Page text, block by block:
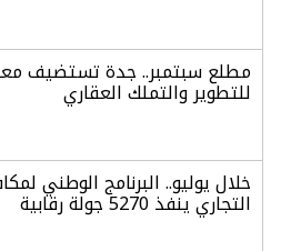
مطلع سبتمبر.. جدة تستضيف
للتطوير والتملك العقاري
خلال يوليو.. البرنامج الوطني
التجاري ينفذ 5270 جولة رقابية